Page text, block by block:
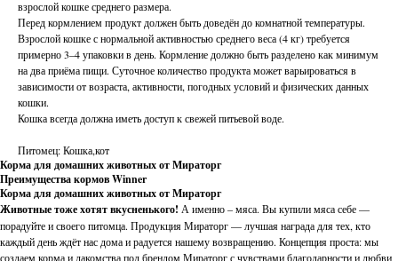
взрослой кошке среднего размера.
Перед кормлением продукт должен быть доведён до комнатной температуры.
Взрослой кошке с нормальной активностью среднего веса (4 кг) требуется
примерно 3–4 упаковки в день. Кормление должно быть разделено как минимум
на два приёма пищи. Суточное количество продукта может варьироваться в
зависимости от возраста, активности, погодных условий и физических данных
кошки.
Кошка всегда должна иметь доступ к свежей питьевой воде.
Питомец: Кошка,кот
Корма для домашних животных от Мираторг
Преимущества кормов Winner
Корма для домашних животных от Мираторг
Животные тоже хотят вкусненького! А именно – мяса. Вы купили мяса себе —
порадуйте и своего питомца. Продукция Мираторг — лучшая награда для тех, кто
каждый день ждёт нас дома и радуется нашему возвращению. Концепция проста: мы
создаем корма и лакомства под брендом Мираторг с чувствами благодарности и любви